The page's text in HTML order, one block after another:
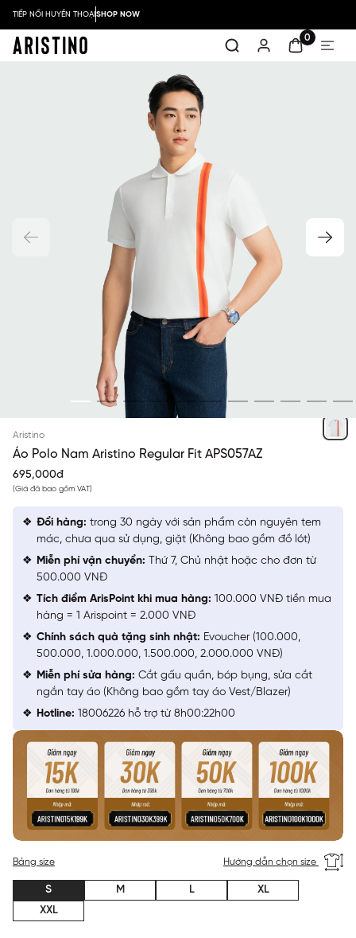
TIẾP NỐI HUYỀN THOẠISHOP NOW
0
Aristino
Áo Polo Nam Aristino Regular Fit APS057AZ
695,000đ
(Giá đã bao gồm VAT)
Bảng size Hướng dẫn chọn size
S M L
XL
XXL
Đổi hàng: trong 30 ngày với sản phẩm còn nguyên tem
mác, chưa qua sử dụng, giặt (Không bao gồm đồ lót)
Miễn phí vận chuyển: Thứ 7, Chủ nhật hoặc cho đơn từ
500.000 VNĐ
Tích điểm ArisPoint khi mua hàng: 100.000 VNĐ tiền mua
hàng = 1 Arispoint = 2.000 VNĐ
Chính sách quà tặng sinh nhật: Evoucher (100.000,
500.000, 1.000.000, 1.500.000, 2.000.000 VNĐ)
Miễn phí sửa hàng: Cắt gấu quần, bóp bụng, sửa cắt
ngắn tay áo (Không bao gồm tay áo Vest/Blazer)
Hotline: 18006226 hỗ trợ từ 8h00:22h00